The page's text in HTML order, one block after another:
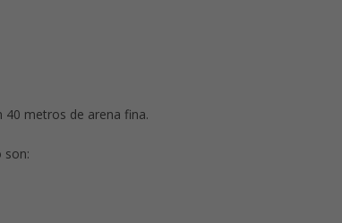
40 metros de arena fina.
son: